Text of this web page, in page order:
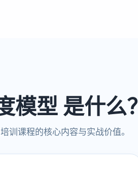
型 是什么？
训课程的核心内容与实战价值。